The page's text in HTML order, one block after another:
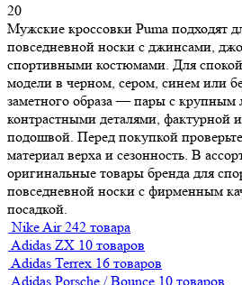
20
Мужские кроссовки Puma подходят
повседневной носки с джинсами,
спортивными костюмами. Для
модели в черном, сером, синем или
заметного образа — пары с крупным
контрастными деталями, фактурной
подошвой. Перед покупкой
материал верха и сезонность. В
оригинальные товары бренда для
повседневной носки с фирменным
посадкой.
Nike Air 242 товара
Adidas ZX 10 товаров
Adidas Terrex 16 товаров
Adidas Porsche / Bounce 10 товаров